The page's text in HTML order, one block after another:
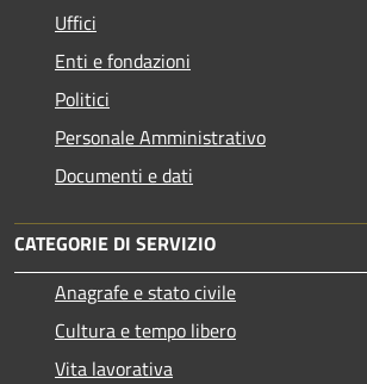
Uffici
Enti e fondazioni
Politici
Personale Amministrativo
Documenti e dati
CATEGORIE DI SERVIZIO
Anagrafe e stato civile
Cultura e tempo libero
Vita lavorativa